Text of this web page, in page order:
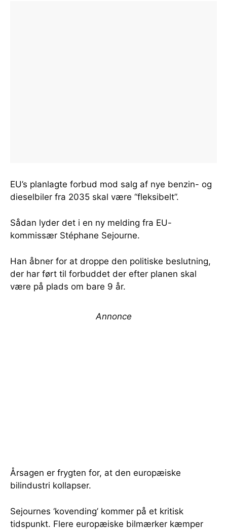
EU’s planlagte forbud mod salg af nye benzin- og
dieselbiler fra 2035 skal være “fleksibelt”.
Sådan lyder det i en ny melding fra EU-
kommissær Stéphane Sejourne.
Han åbner for at droppe den politiske beslutning,
der har ført til forbuddet der efter planen skal
være på plads om bare 9 år.
Annonce
Årsagen er frygten for, at den europæiske
bilindustri kollapser.
Sejournes ‘kovending’ kommer på et kritisk
tidspunkt. Flere europæiske bilmærker kæmper